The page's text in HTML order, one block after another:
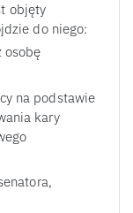
objęty
do niego:
osobę
na podstawie
kary